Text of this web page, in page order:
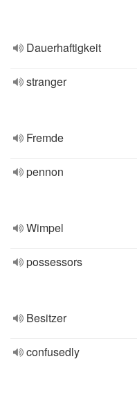
Dauerhaftigkeit
stranger
Fremde
pennon
Wimpel
possessors
Besitzer
confusedly